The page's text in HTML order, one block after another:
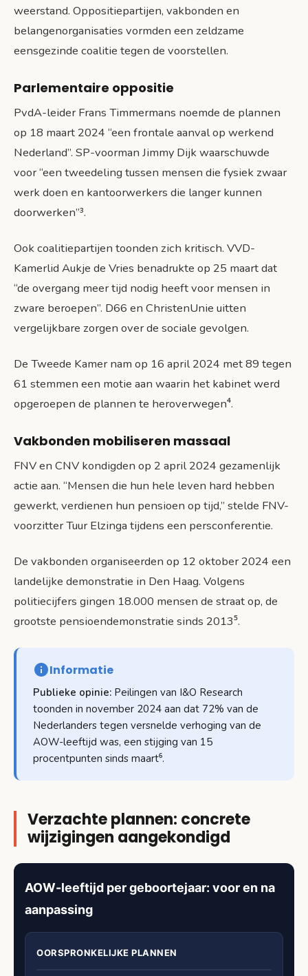
weerstand. Oppositiepartijen, vakbonden en
belangenorganisaties vormden een zeldzame
eensgezinde coalitie tegen de voorstellen.
Parlementaire oppositie
PvdA-leider Frans Timmermans noemde de plannen
op 18 maart 2024 “een frontale aanval op werkend
Nederland”. SP-voorman Jimmy Dijk waarschuwde
voor “een tweedeling tussen mensen die fysiek zwaar
werk doen en kantoorwerkers die langer kunnen
doorwerken”³.
Ook coalitiepartijen toonden zich kritisch. VVD-
Kamerlid Aukje de Vries benadrukte op 25 maart dat
“de overgang meer tijd nodig heeft voor mensen in
zware beroepen”. D66 en ChristenUnie uitten
vergelijkbare zorgen over de sociale gevolgen.
De Tweede Kamer nam op 16 april 2024 met 89 tegen
61 stemmen een motie aan waarin het kabinet werd
opgeroepen de plannen te heroverwegen⁴.
Vakbonden mobiliseren massaal
FNV en CNV kondigden op 2 april 2024 gezamenlijk
actie aan. “Mensen die hun hele leven hard hebben
gewerkt, verdienen hun pensioen op tijd,” stelde FNV-
voorzitter Tuur Elzinga tijdens een persconferentie.
De vakbonden organiseerden op 12 oktober 2024 een
landelijke demonstratie in Den Haag. Volgens
politiecijfers gingen 18.000 mensen de straat op, de
grootste pensioendemonstratie sinds 2013⁵.
Informatie
Publieke opinie: Peilingen van I&O Research
toonden in november 2024 aan dat 72% van de
Nederlanders tegen versnelde verhoging van de
AOW-leeftijd was, een stijging van 15
procentpunten sinds maart⁶.
Verzachte plannen: concrete
wijzigingen aangekondigd
AOW-leeftijd per geboortejaar: voor en na
aanpassing
OORSPRONKELIJKE PLANNEN